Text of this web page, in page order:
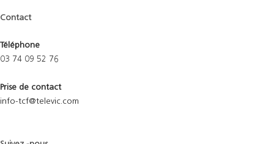
Contact
Téléphone
03 74 09 52 76
Prise de contact
info-tcf@televic.com